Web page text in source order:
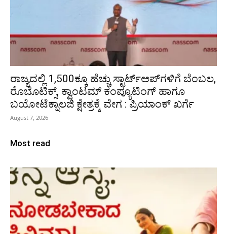
ರಾಜ್ಯದಲ್ಲಿ 1,500ಕ್ಕೂ ಹೆಚ್ಚು ಸ್ಟಾರ್ಟ್‌ಅಪ್‌ಗಳಿಗೆ ಬೆಂಬಲ,
ರೊಬೊಟಿಕ್ಸ್, ಕ್ವಾಂಟಮ್ ಕಂಪ್ಯೂಟಿಂಗ್ ಹಾಗೂ
ಬಯೋಟೆಕ್ನಾಲಜಿ ಕ್ಷೇತ್ರಕ್ಕೆ ವೇಗ : ಪ್ರಿಯಾಂಕ್‌ ಖರ್ಗೆ
August 7, 2026
Most read